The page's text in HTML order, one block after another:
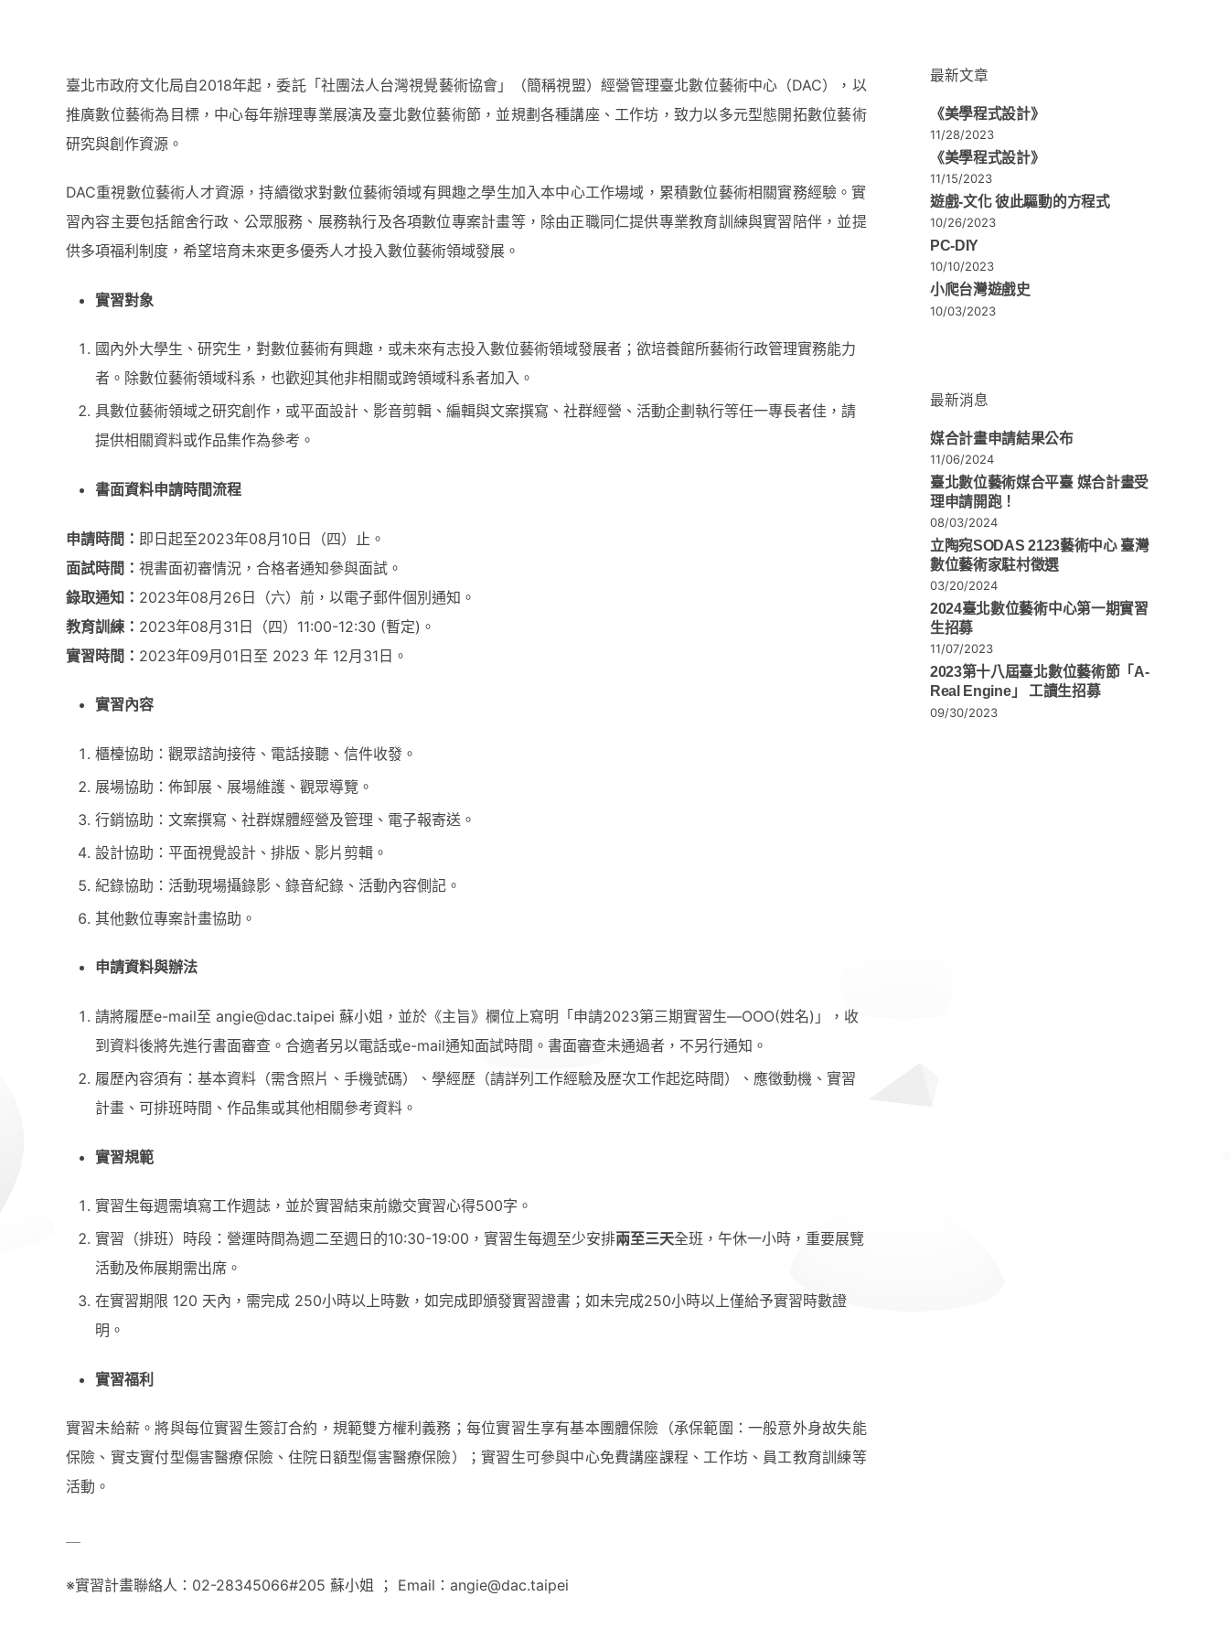
臺北市政府文化局自2018年起，委託「社團法人台灣視覺藝術協會」（簡稱視盟）經營管理臺北數位藝術中心（DAC），以
推廣數位藝術為目標，中心每年辦理專業展演及臺北數位藝術節，並規劃各種講座、工作坊，致力以多元型態開拓數位藝術
研究與創作資源。
DAC重視數位藝術人才資源，持續徵求對數位藝術領域有興趣之學生加入本中心工作場域，累積數位藝術相關實務經驗。實
習內容主要包括館舍行政、公眾服務、展務執行及各項數位專案計畫等，除由正職同仁提供專業教育訓練與實習陪伴，並提
供多項福利制度，希望培育未來更多優秀人才投入數位藝術領域發展。
實習對象
國內外大學生、研究生，對數位藝術有興趣，或未來有志投入數位藝術領域發展者；欲培養館所藝術行政管理實務能力
者。除數位藝術領域科系，也歡迎其他非相關或跨領域科系者加入。
具數位藝術領域之研究創作，或平面設計、影音剪輯、編輯與文案撰寫、社群經營、活動企劃執行等任一專長者佳，請
提供相關資料或作品集作為參考。
書面資料申請時間流程
申請時間： 即日起至2023年08月10日（四）止。
面試時間： 視書面初審情況，合格者通知參與面試。
錄取通知： 2023年08月26日（六）前，以電子郵件個別通知。
教育訓練： 2023年08月31日（四）11:00-12:30 (暫定)。
實習時間： 2023年09月01日至 2023 年 12月31日。
實習內容
櫃檯協助：觀眾諮詢接待、電話接聽、信件收發。
展場協助：佈卸展、展場維護、觀眾導覽。
行銷協助：文案撰寫、社群媒體經營及管理、電子報寄送。
設計協助：平面視覺設計、排版、影片剪輯。
紀錄協助：活動現場攝錄影、錄音紀錄、活動內容側記。
其他數位專案計畫協助。
申請資料與辦法
請將履歷e-mail至 angie@dac.taipei 蘇小姐，並於《主旨》欄位上寫明「申請2023第三期實習生—ΟΟΟ(姓名)」，收
到資料後將先進行書面審查。合適者另以電話或e-mail通知面試時間。書面審查未通過者，不另行通知。
履歷內容須有：基本資料（需含照片、手機號碼）、學經歷（請詳列工作經驗及歷次工作起迄時間）、應徵動機、實習
計畫、可排班時間、作品集或其他相關參考資料。
實習規範
實習生每週需填寫工作週誌，並於實習結束前繳交實習心得500字。
實習（排班）時段：營運時間為週二至週日的10:30-19:00，實習生每週至少安排兩至三天全班，午休一小時，重要展覽
活動及佈展期需出席。
在實習期限 120 天內，需完成 250小時以上時數，如完成即頒發實習證書；如未完成250小時以上僅給予實習時數證
明。
實習福利
實習未給薪。將與每位實習生簽訂合約，規範雙方權利義務；每位實習生享有基本團體保險（承保範圍：一般意外身故失能
保險、實支實付型傷害醫療保險、住院日額型傷害醫療保險）；實習生可參與中心免費講座課程、工作坊、員工教育訓練等
活動。
※實習計畫聯絡人：02-28345066#205 蘇小姐 ； Email：angie@dac.taipei
最新文章
《美學程式設計》
11/28/2023
《美學程式設計》
11/15/2023
遊戲-文化 彼此驅動的方程式
10/26/2023
PC-DIY
10/10/2023
小爬台灣遊戲史
10/03/2023
最新消息
媒合計畫申請結果公布
11/06/2024
臺北數位藝術媒合平臺 媒合計畫受
理申請開跑！
08/03/2024
立陶宛SODAS 2123藝術中心 臺灣
數位藝術家駐村徵選
03/20/2024
2024臺北數位藝術中心第一期實習
生招募
11/07/2023
2023第十八屆臺北數位藝術節「A-
Real Engine」 工讀生招募
09/30/2023